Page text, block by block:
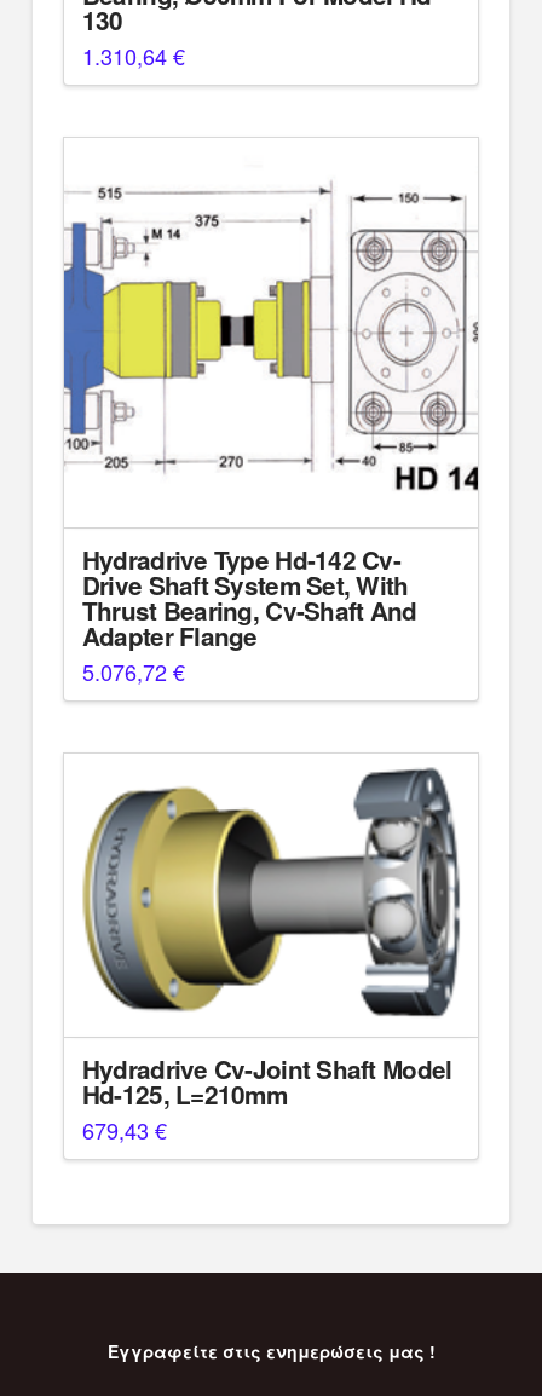
130
1.310,64€
Hydradrive Type Hd-142 Cv-
Drive Shaft System Set, With
Thrust Bearing, Cv-Shaft And
Adapter Flange
5.076,72€
Hydradrive Cv-Joint Shaft Model
Hd-125, L=210mm
679,43 €
Εγγραφείτε στις ενημερώσεις μας !